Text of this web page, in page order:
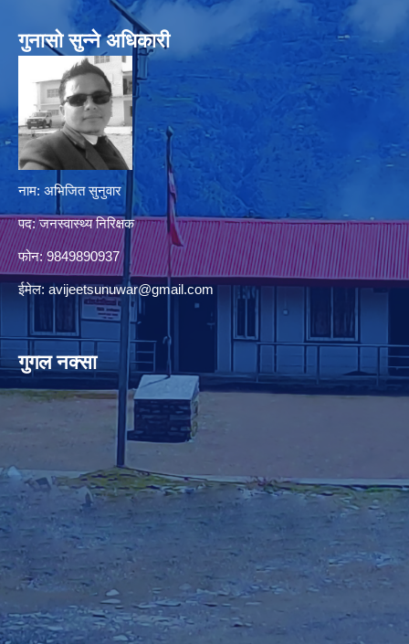
गुनासो सुन्‍ने अधिकारी
नाम: अभिजित सुनुवार
पद: जनस्वास्थ्य निरिक्षक
फोन: 9849890937
ईमेल: avijeetsunuwar@gmail.com
गुगल नक्सा
premium bootstrap themes